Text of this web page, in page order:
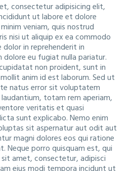
consectetur adipisicing elit,
ut labore et dolore
veniam, quis nostrud
nisi ut aliquip ex ea commodo
in reprehenderit in
eu fugiat nulla pariatur.
non proident, sunt in
anim id est laborum. Sed ut
natus error sit voluptatem
totam rem aperiam,
veritatis et quasi
sunt explicabo. Nemo enim
sit aspernatur aut odit aut
magni dolores eos qui ratione
Neque porro quisquam est, qui
amet, consectetur, adipisci